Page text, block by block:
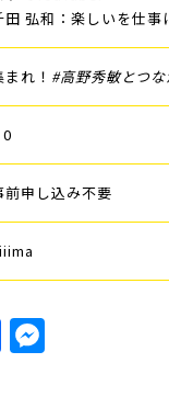
田 弘和：楽しいを仕事
まれ！ #高野秀敏とつ
前申し込み不要
Facebook